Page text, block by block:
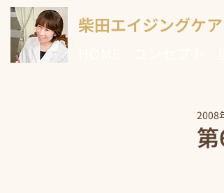
柴田エイジングケ
2008